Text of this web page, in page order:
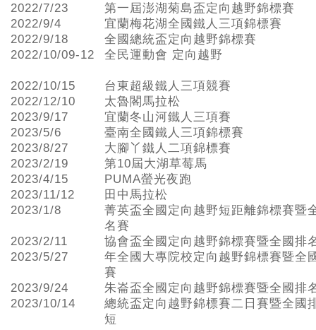
2022/7/23
第一屆澎湖菊島盃定向越野錦標賽
2022/9/4
宜蘭梅花湖全國鐵人三項錦標賽
2022/9/18
全國總統盃定向越野錦標賽
2022/10/09-12
全民運動會 定向越野
2022/10/15
台東超級鐵人三項競賽
2022/12/10
太魯閣馬拉松
2023/9/17
宜蘭冬山河鐵人三項賽
2023/5/6
臺南全國鐵人三項錦標賽
2023/8/27
大腳丫鐵人二項錦標賽
2023/2/19
第10屆大湖草莓馬
2023/4/15
PUMA螢光夜跑
2023/11/12
田中馬拉松
2023/1/8
菁英盃全國定向越野短距離錦標賽暨
名賽
2023/2/11
協會盃全國定向越野錦標賽暨全國排
2023/5/27
年全國大專院校定向越野錦標賽暨全
賽
2023/9/24
朱崙盃全國定向越野錦標賽暨全國排
2023/10/14
總統盃定向越野錦標賽二日賽暨全國
短